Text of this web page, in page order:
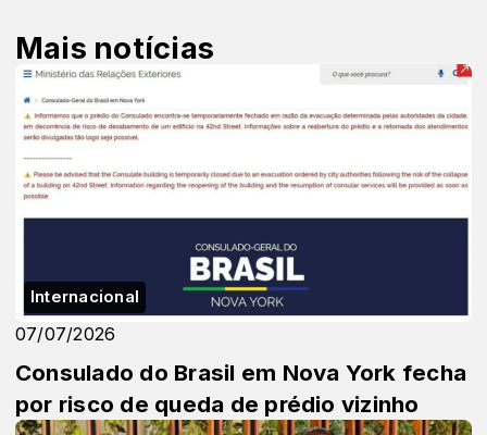
Mais notícias
Internacional
07/07/2026
Consulado do Brasil em Nova York fecha
por risco de queda de prédio vizinho